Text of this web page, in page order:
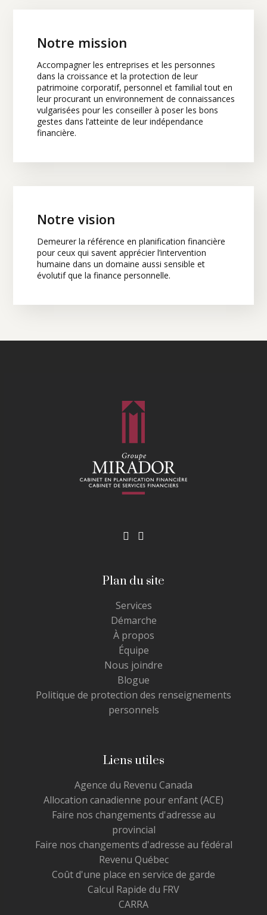
Notre mission
Accompagner les entreprises et les personnes
dans la croissance et la protection de leur
patrimoine corporatif, personnel et familial tout en
leur procurant un environnement de connaissances
vulgarisées pour les conseiller à poser les bons
gestes dans l’atteinte de leur indépendance
financière.
Notre vision
Demeurer la référence en planification financière
pour ceux qui savent apprécier l’intervention
humaine dans un domaine aussi sensible et
évolutif que la finance personnelle.
Plan du site
Services
Démarche
À propos
Équipe
Nous joindre
Blogue
Politique de protection des renseignements
personnels
Liens utiles
Agence du Revenu Canada
Allocation canadienne pour enfant (ACE)
Faire nos changements d'adresse au
provincial
Faire nos changements d'adresse au fédéral
Revenu Québec
Coût d'une place en service de garde
Calcul Rapide du FRV
CARRA